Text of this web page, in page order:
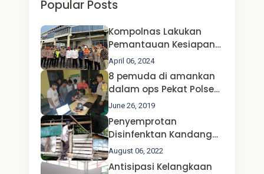
Popular Posts
Kompolnas Lakukan
Pemantauan Kesiapan
Operasi Ketupat 2024 di
Polda Jatim Bersama
Kapolri dan Menteri
Perhubungan
April 06, 2024
8 pemuda di amankan
dalam ops Pekat Polsek
Jongkong
June 26, 2019
Penyemprotan
Disinfenktan Kandang
Ternak Kambing warga
Oleh Satgas Ops Aman
August 06, 2022
Antisipasi Kelangkaan